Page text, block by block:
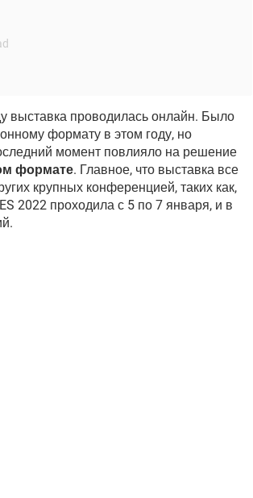
выставка проводилась онлайн. Было
формату в этом году, но
момент повлияло на решение
формате. Главное, что выставка все
крупных конференцией, таких как,
2022 проходила с 5 по 7 января, и в